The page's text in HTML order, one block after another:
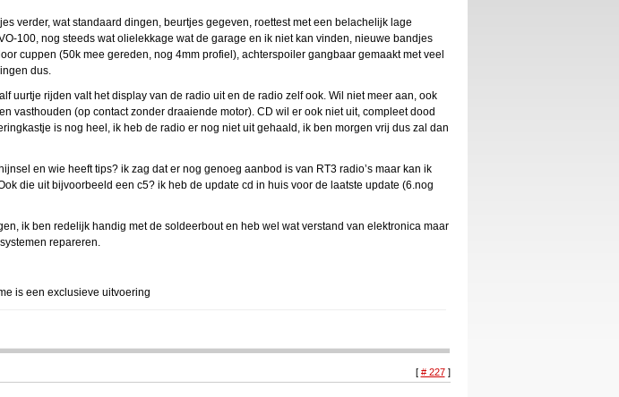
verder, wat standaard dingen, beurtjes gegeven, roettest met een belachelijk lage
100, nog steeds wat olielekkage wat de garage en ik niet kan vinden, nieuwe bandjes
cuppen (50k mee gereden, nog 4mm profiel), achterspoiler gangbaar gemaakt met veel
dus.
uurtje rijden valt het display van de radio uit en de radio zelf ook. Wil niet meer aan, ook
vasthouden (op contact zonder draaiende motor). CD wil er ook niet uit, compleet dood
is nog heel, ik heb de radio er nog niet uit gehaald, ik ben morgen vrij dus zal dan
en wie heeft tips? ik zag dat er nog genoeg aanbod is van RT3 radio’s maar kan ik
die uit bijvoorbeeld een c5? ik heb de update cd in huis voor de laatste update (6.nog
ik ben redelijk handig met de soldeerbout en heb wel wat verstand van elektronica maar
repareren.
is een exclusieve uitvoering
[ # 227]